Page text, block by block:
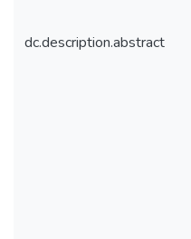
dc.description.abstract